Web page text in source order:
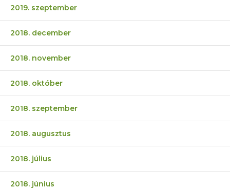
2019. szeptember
2018. december
2018. november
2018. október
2018. szeptember
2018. augusztus
2018. július
2018. június